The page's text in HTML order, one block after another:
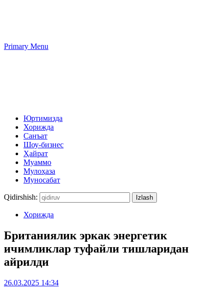
Primary Menu
Юртимизда
Хорижда
Санъат
Шоу-бизнес
Ҳайрат
Муаммо
Мулоҳаза
Муносабат
Qidirshish:
Хорижда
Британиялик эркак энергетик
ичимликлар туфайли тишларидан
айрилди
26.03.2025 14:34